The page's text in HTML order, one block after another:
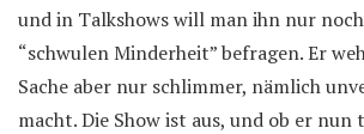
und in Talkshows will man ihn nur
“schwulen Minderheit” befragen. Er
Sache aber nur schlimmer, nämlich
macht. Die Show ist aus, und ob er